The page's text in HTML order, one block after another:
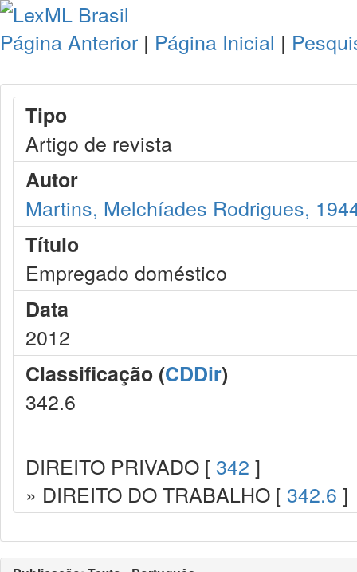
Página Anterior | Página Inicial |
Tipo
Artigo de revista
Autor
Martins, Melchíades Rodrigues,
Título
Empregado doméstico
Data
2012
Classificação (CDDir)
342.6
DIREITO PRIVADO [ 342 ]
» DIREITO DO TRABALHO [ 342.6 ]